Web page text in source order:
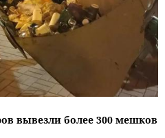
вывезли более 300 мешков